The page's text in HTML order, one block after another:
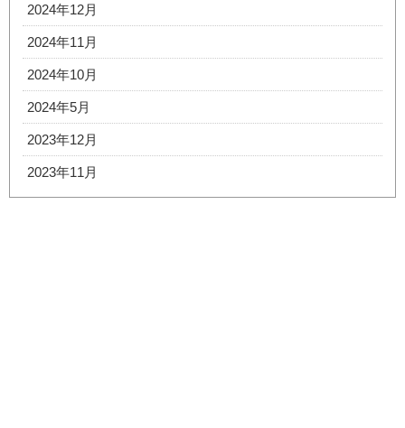
2024年12月
2024年11月
2024年10月
2024年5月
2023年12月
2023年11月